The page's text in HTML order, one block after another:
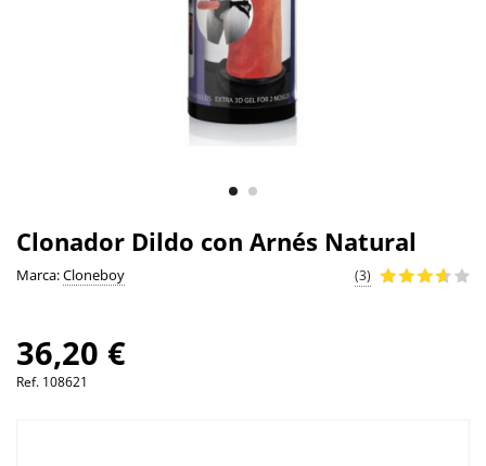
Clonador Dildo con Arnés Natural
Marca:Cloneboy (3)
36,20 €
Ref. 108621